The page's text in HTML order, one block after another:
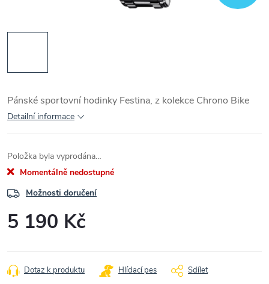
Pánské sportovní hodinky Festina, z kolekce Chrono Bike
Detailní informace
Položka byla vyprodána…
Momentálně nedostupné
Možnosti doručení
5 190 Kč
cena:
Dotaz k produktu Hlídací pes Sdílet